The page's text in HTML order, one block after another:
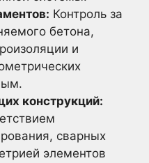
Контроль за
бетона,
и
конструкций:
сварных
элементов